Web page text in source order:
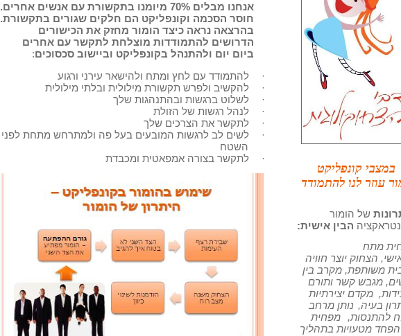
במצבי קונפליקט
עוזר לנו להתמודד
של הומור
הבין אישית:
מתח
הצחוק יוצר חוויה
משותפת, מקרב בין
מגבש קשר ותורם
מקדם יצירתיות
בעיה, נותן מרחב
להתנסות,
מפחית
מטעויות בתהליך
אנחנו מבלים 70% מיומנו בתקשורת עם אנשים אחרים.
חוסר הסכמה וקונפליקט הם חלקים שגורים בתקשורת.
בהרצאה נראה כיצד הומור מחזק את הכישורים
הדרושים להתמודדות מוצלחת לתקשר עם אחרים
ביום יום ולהתנהל בקונפליקט וביישוב סכסוכים:
·
להתמודד עם לחץ ומתח ולהישאר עירני ורגוע
·
להקשיב ולפרש תקשורת מילולית ובלתי מילולית
·
לשלוט ברגשות ובהתנהגות שלך
·
לנהל רגשות של הזולת
·
לתקשר את הצרכים שלך
·
לשים לב לרגשות המובעים בעל פה ולמתרחש מתחת לפני
השטח
·
לתקשר בצורה אמפאטית ומכבדת